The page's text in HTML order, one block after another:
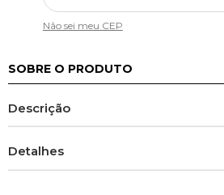
Não sei meu CEP
SOBRE O PRODUTO
Descrição
Detalhes